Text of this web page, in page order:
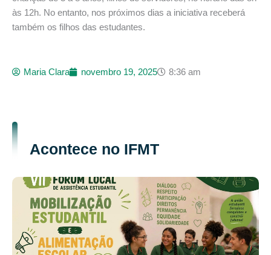
às 12h. No entanto, nos próximos dias a iniciativa receberá
também os filhos das estudantes.
Maria Clara novembro 19, 2025 8:36 am
Acontece no IFMT